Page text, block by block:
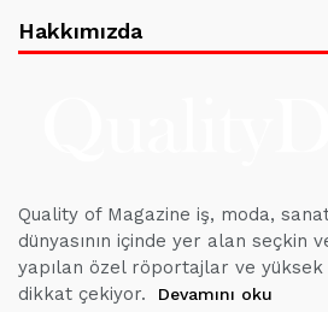
Hakkımızda
Quality of Magazine iş, moda,
dünyasının içinde yer alan seçkin
yapılan özel röportajlar ve
dikkat çekiyor.
Devamını oku